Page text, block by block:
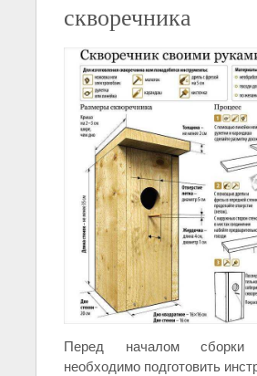
скворечника
Перед началом сборки
необходимо подготовить